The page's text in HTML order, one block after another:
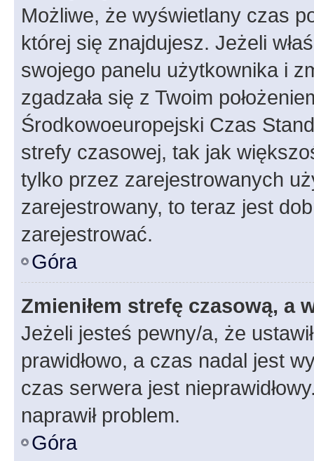
Możliwe, że wyświetlany czas
której się znajdujesz. Jeżeli
swojego panelu użytkownika i
zgadzała się z Twoim
Środkowoeuropejski Czas
strefy czasowej, tak jak
tylko przez zarejestrowanych
zarejestrowany, to teraz jest
zarejestrować.
Góra
Zmieniłem strefę czasową, a
Jeżeli jesteś pewny/a, że
prawidłowo, a czas nadal jest
czas serwera jest
naprawił problem.
Góra